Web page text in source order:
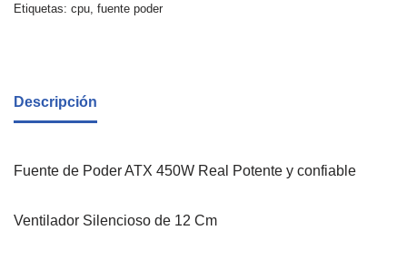
Etiquetas: cpu, fuente poder
Descripción
Fuente de Poder ATX 450W Real Potente y confiable
Ventilador Silencioso de 12 Cm